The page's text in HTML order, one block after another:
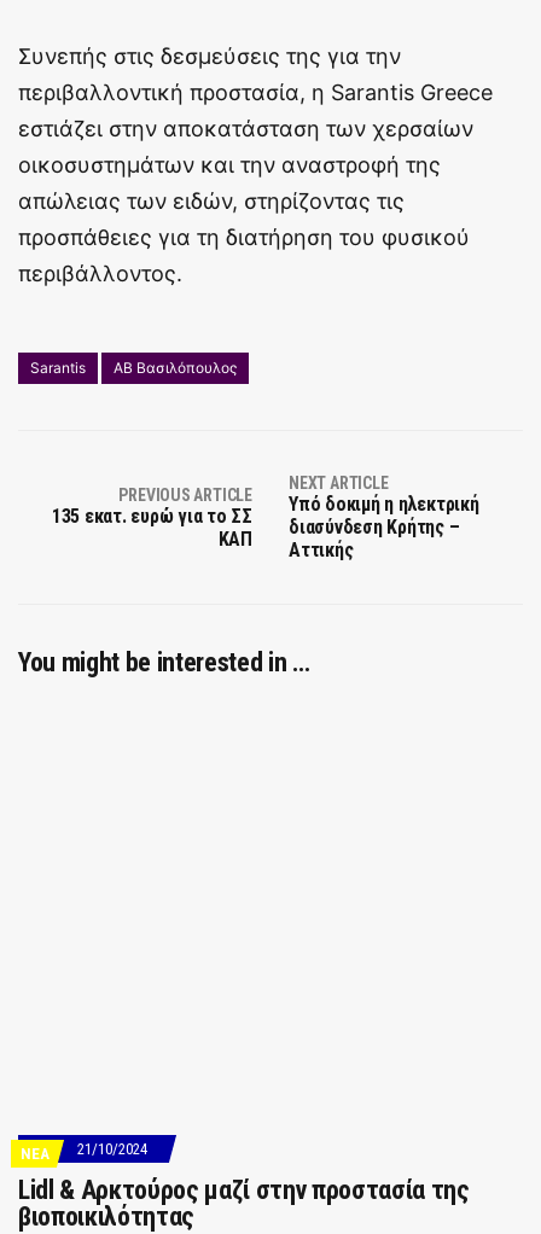
Συνεπής στις δεσμεύσεις της για την
περιβαλλοντική προστασία, η Sarantis Greece
εστιάζει στην αποκατάσταση των χερσαίων
οικοσυστημάτων και την αναστροφή της
απώλειας των ειδών, στηρίζοντας τις
προσπάθειες για τη διατήρηση του φυσικού
περιβάλλοντος.
Sarantis ΑΒ Βασιλόπουλος
PREVIOUS ARTICLE
135 εκατ. ευρώ για το ΣΣ
ΚΑΠ
NEXT ARTICLE
Υπό δοκιμή η ηλεκτρική
διασύνδεση Κρήτης –
Αττικής
You might be interested in …
ΝΕΑ 21/10/2024
Lidl & Αρκτούρος μαζί στην προστασία της
βιοποικιλότητας